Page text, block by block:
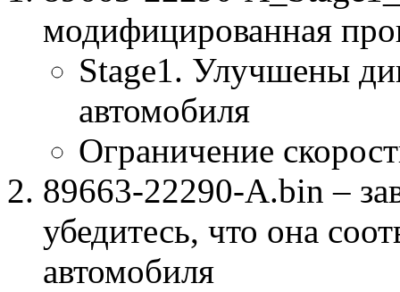
модифицированная
Stage1. Улучшены
автомобиля
Ограничение
89663-22290-A.bin –
убедитесь, что она
автомобиля